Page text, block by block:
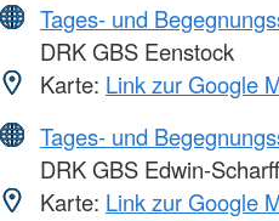
Tages- und
DRK GBS Eenstock
Karte: Link zur Google
Tages- und
DRK GBS Edwin-
Karte: Link zur Google